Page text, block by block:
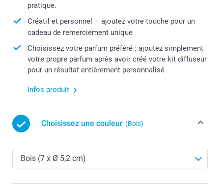
pratique.
Créatif et personnel – ajoutez votre touche pour un
cadeau de remerciement unique
Choisissez votre parfum préféré : ajoutez simplement
votre propre parfum après avoir créé votre kit diffuseur
pour un résultat entièrement personnalisé
Infos produit
Choisissez une couleur (Bois)